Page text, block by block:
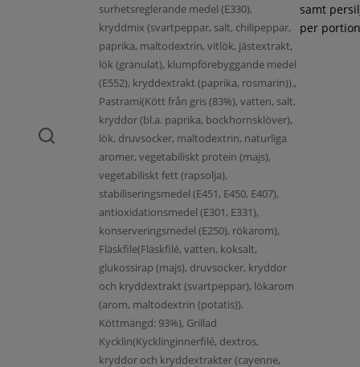
surhetsreglerande medel (E330),
kryddmix (svartpeppar, salt, chilipeppar,
paprika, maltodextrin, vitlök, jästextrakt,
lök (granulat), klumpförebyggande medel
(E552), kryddextrakt (paprika, rosmarin)).,
Pastrami(Kött från gris (83%), vatten, salt,
kryddor (bl.a. paprika, bockhornsklöver),
lök, druvsocker, maltodextrin, naturliga
aromer, vegetabiliskt protein (majs),
vegetabiliskt fett (rapsolja),
stabiliseringsmedel (E451, E450, E407),
antioxidationsmedel (E301, E331),
konserveringsmedel (E250), rökarom),
Fläskfile(Fläskfilé, vatten, koksalt,
glukossirap (majs), druvsocker, kryddor
och kryddextrakt (svartpeppar), lökarom
(arom, maltodextrin (potatis)).
Köttmängd: 93%), Grillad
Kycklin(Kycklinginnerfilé, dextros,
kryddor och kryddextrakter (cayenne,
samt
per